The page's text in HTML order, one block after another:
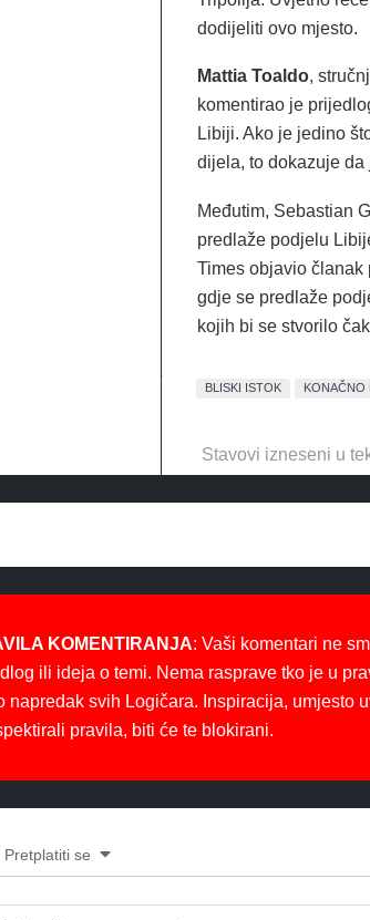
dodijeliti ovo mjesto.
Mattia Toaldo,
komentirao je
Libiji. Ako je jedino
dijela, to dokazuje da
Međutim, Sebastian
predlaže podjelu
Times objavio članak
gdje se predlaže
kojih bi se stvorilo čak
BLISKI ISTOK KONAČNO
Stavovi izneseni u
KOMENTIRANJA: Vaši komentari ne
ili ideja o temi. Nema rasprave tko je u
napredak svih Logičara. Inspiracija, umjesto
pravila, biti će te blokirani.
Pretplatiti se